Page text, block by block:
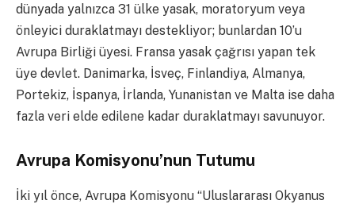
dünyada yalnızca 31 ülke yasak, moratoryum veya
önleyici duraklatmayı destekliyor; bunlardan 10’u
Avrupa Birliği üyesi. Fransa yasak çağrısı yapan tek
üye devlet. Danimarka, İsveç, Finlandiya, Almanya,
Portekiz, İspanya, İrlanda, Yunanistan ve Malta ise daha
fazla veri elde edilene kadar duraklatmayı savunuyor.
Avrupa Komisyonu’nun Tutumu
İki yıl önce, Avrupa Komisyonu “Uluslararası Okyanus